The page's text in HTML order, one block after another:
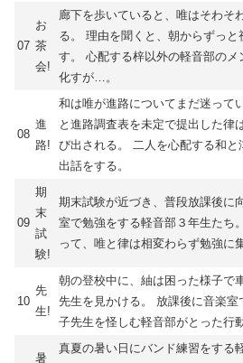
07
お
茶
会!
廊下を歩いていると、唯はそわそ
る。 理由を聞くと、朝からずっ
す。 心配する梓以外の軽音部の
化すが…。
08
進
路!
和は唯が進路についてまだ迷って
と進路調査表を未定で提出した律
び出される。 二人を心配する和
出話をする。
09
期
末
試
験!
期末試験が近づき、普段放課後に
室で勉強をする軽音部３年生たち
って、唯と律は相変わらず勉強に
10
先
生!
朝の登校中に、紬は困った様子で
先生を見かける。 放課後に音楽
子先生を怪しむ軽音部がとった行
暑
真夏の暑い日にバンド練習をする